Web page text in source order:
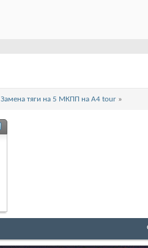
Замена тяги на 5 МКПП на А4 tour »